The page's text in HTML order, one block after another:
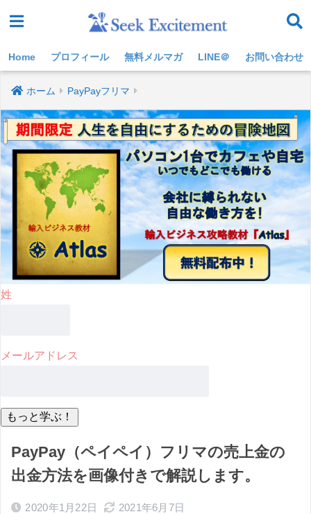
Home プロフィール 無料メルマガ LINE＠ お問い合わせ
ホーム PayPayフリマ
姓
メールアドレス
PayPay（ペイペイ）フリマの売上金の
出金方法を画像付きで解説します。
2020年1月22日 2021年6月7日